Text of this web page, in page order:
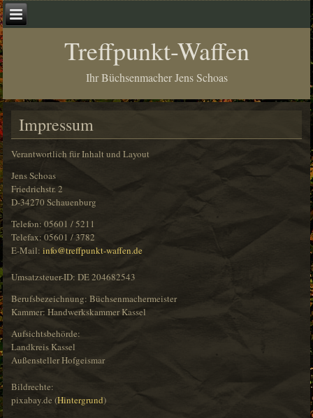
Treffpunkt-Waffen
Ihr Büchsenmacher Jens Schoas
Impressum
Verantwortlich für Inhalt und Layout
Jens Schoas
Friedrichstr. 2
D-34270 Schauenburg
Telefon: 05601 / 5211
Telefax: 05601 / 3782
E-Mail:info@treffpunkt-waffen.de
Umsatzsteuer-ID: DE 204682543
Berufsbezeichnung: Büchsenmachermeister
Kammer: Handwerkskammer Kassel
Aufsichtsbehörde:
Landkreis Kassel
Außensteller Hofgeismar
Bildrechte:
pixabay.de (Hintergrund)